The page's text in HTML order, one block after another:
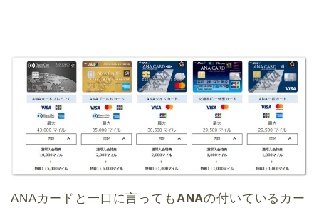
ANAカードと一口に言っても ANAの付いているカー